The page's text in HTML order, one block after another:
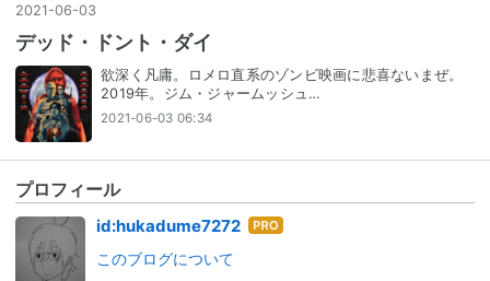
2021 -06-03
デッド・ドント・ダイ
欲深く凡庸。ロメロ直系のゾンビ映画に悲喜ないまぜ。
2019年。ジム・ジャームッシュ…
2021-06-03 06:34
プロフィール
id:hukadume7272 はて
このブログについて